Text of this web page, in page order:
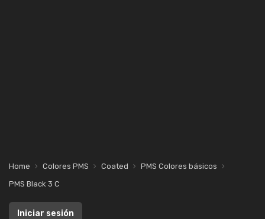
Home Colores PMS Coated
PMS Colores básicos
PMS Black 3 C
Iniciar sesión